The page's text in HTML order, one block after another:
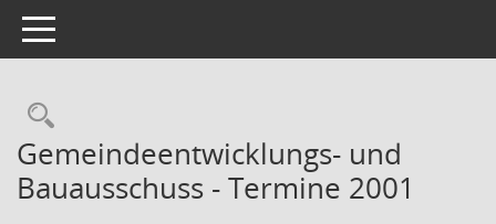
Toggle navigation
Rechercheauswahl
Gemeindeentwicklungs- und
Bauausschuss - Termine 2001